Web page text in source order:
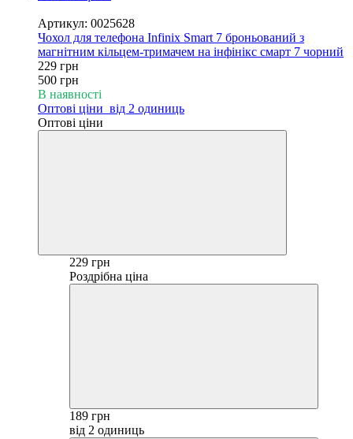
Артикул: 0025628
Чохол для телефона Infinix Smart 7 броньований з
магнітним кільцем-тримачем на інфінікс смарт 7 чорний
229 грн
500 грн
В наявності
Оптові ціни від 2 одиниць
Оптові ціни
229 грн
Роздрібна ціна
189 грн
від 2 одиниць